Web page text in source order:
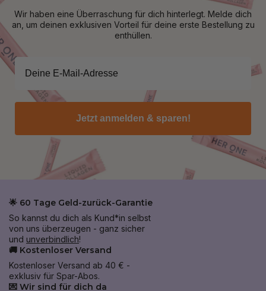
Wir haben eine Überraschung für dich hinterlegt. Melde dich
an, um deinen exklusiven Vorteil für deine erste Bestellung zu
enthüllen.
Jetzt anmelden & sparen!
🌟 60 Tage Geld-zurück-Garantie
So kannst du dich als Kund*in selbst
von uns überzeugen - ganz sicher
und unverbindlich!
🚚 Kostenloser Versand
Kostenloser Versand ab 40 € -
exklusiv für Spar-Abos.
💌 Wir sind für dich da